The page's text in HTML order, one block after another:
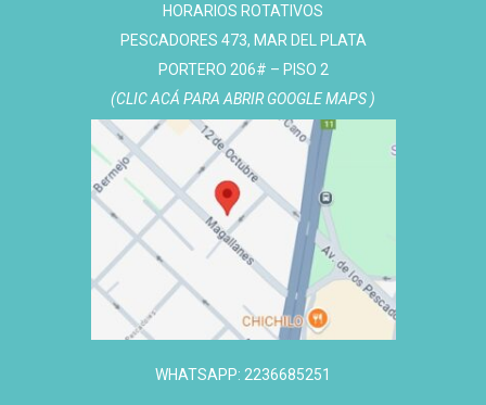
HORARIOS ROTATIVOS
PESCADORES 473, MAR DEL PLATA
PORTERO 206# – PISO 2
(CLIC ACÁ PARA ABRIR GOOGLE MAPS )
WHATSAPP: 2236685251